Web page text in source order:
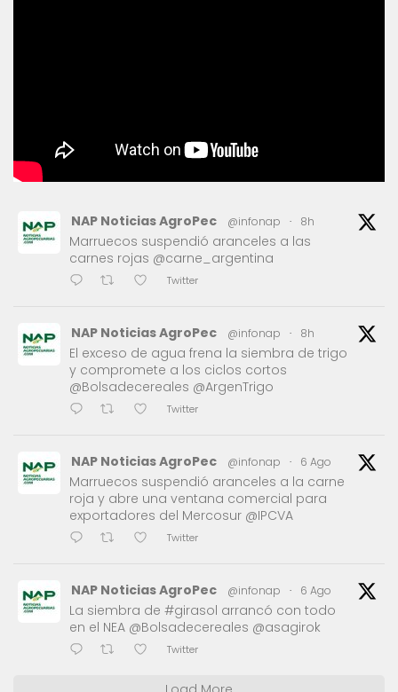
NAP Noticias AgroPec @infonap · 8h
Marruecos suspendió aranceles a las
carnes rojas @carne_argentina
Twitter
NAP Noticias AgroPec @infonap · 8h
El exceso de agua frena la siembra de trigo
y compromete a los ciclos cortos
@Bolsadecereales @ArgenTrigo
Twitter
NAP Noticias AgroPec @infonap · 6 Ago
Marruecos suspendió aranceles a la carne
roja y abre una ventana comercial para
exportadores del Mercosur @IPCVA
Twitter
NAP Noticias AgroPec @infonap · 6 Ago
La siembra de #girasol arrancó con todo
en el NEA @Bolsadecereales @asagirok
Twitter